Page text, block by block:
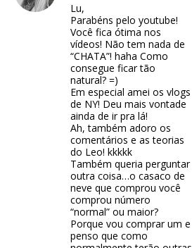
Lu,
Parabéns pelo youtube!
Você fica ótima nos
vídeos! Não tem nada de
“CHATA”! haha Como
consegue ficar tão
natural? =)
Em especial amei os vlogs
de NY! Deu mais vontade
ainda de ir pra lá!
Ah, também adoro os
comentários e as teorias
do Leo! kkkkk
Também queria perguntar
outra coisa…o casaco de
neve que comprou você
comprou número
“normal” ou maior?
Porque vou comprar um e
penso que como